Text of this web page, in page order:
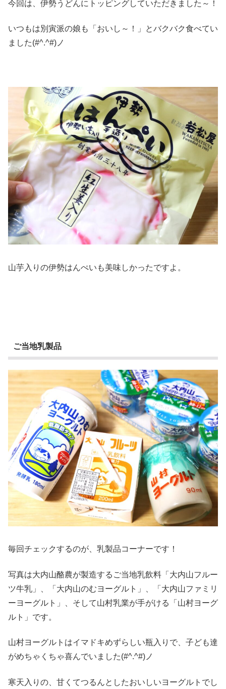
今回は、伊勢うどんにトッピングしていただきました～！
いつもは別寅派の娘も「おいし～！」とバクバク食べてい
ました(#^.^#)ノ
山芋入りの伊勢はんぺいも美味しかったですよ。
ご当地乳製品
毎回チェックするのが、乳製品コーナーです！
写真は大内山酪農が製造するご当地乳飲料「大内山フルー
ツ牛乳」、「大内山のむヨーグルト」、「大内山ファミリ
ーヨーグルト」、そして山村乳業が手がける「山村ヨーグ
ルト」です。
山村ヨーグルトはイマドキめずらしい瓶入りで、子ども達
がめちゃくちゃ喜んでいました(#^.^#)ノ
寒天入りの、甘くてつるんとしたおいしいヨーグルトでし